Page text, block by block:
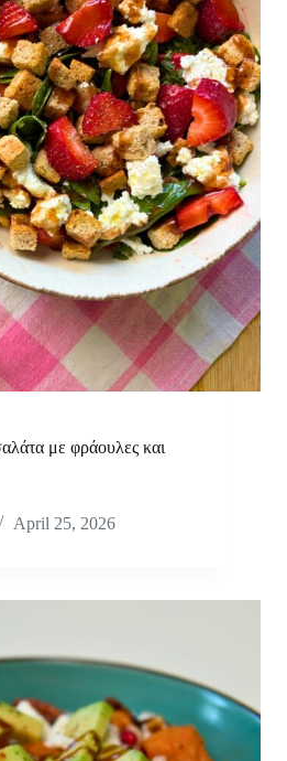
με φράουλες και
April 25, 2026